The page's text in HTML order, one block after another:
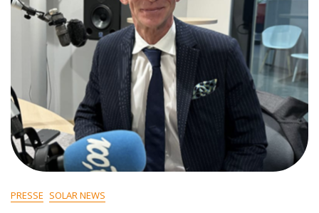
PRESSE SOLAR NEWS